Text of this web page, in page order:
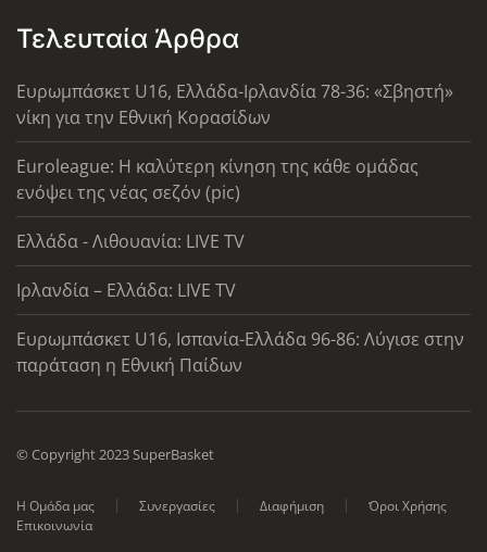
Τελευταία Άρθρα
Ευρωμπάσκετ U16, Ελλάδα-Ιρλανδία 78-36: «Σβηστή»
νίκη για την Εθνική Κορασίδων
Euroleague: Η καλύτερη κίνηση της κάθε ομάδας
ενόψει της νέας σεζόν (pic)
Ελλάδα - Λιθουανία: LIVE TV
Ιρλανδία – Ελλάδα: LIVE TV
Ευρωμπάσκετ U16, Ισπανία-Ελλάδα 96-86: Λύγισε στην
παράταση η Εθνική Παίδων
© Copyright 2023 SuperBasket
Η Ομάδα μας Συνεργασίες Διαφήμιση
Όροι Χρήσης
Επικοινωνία